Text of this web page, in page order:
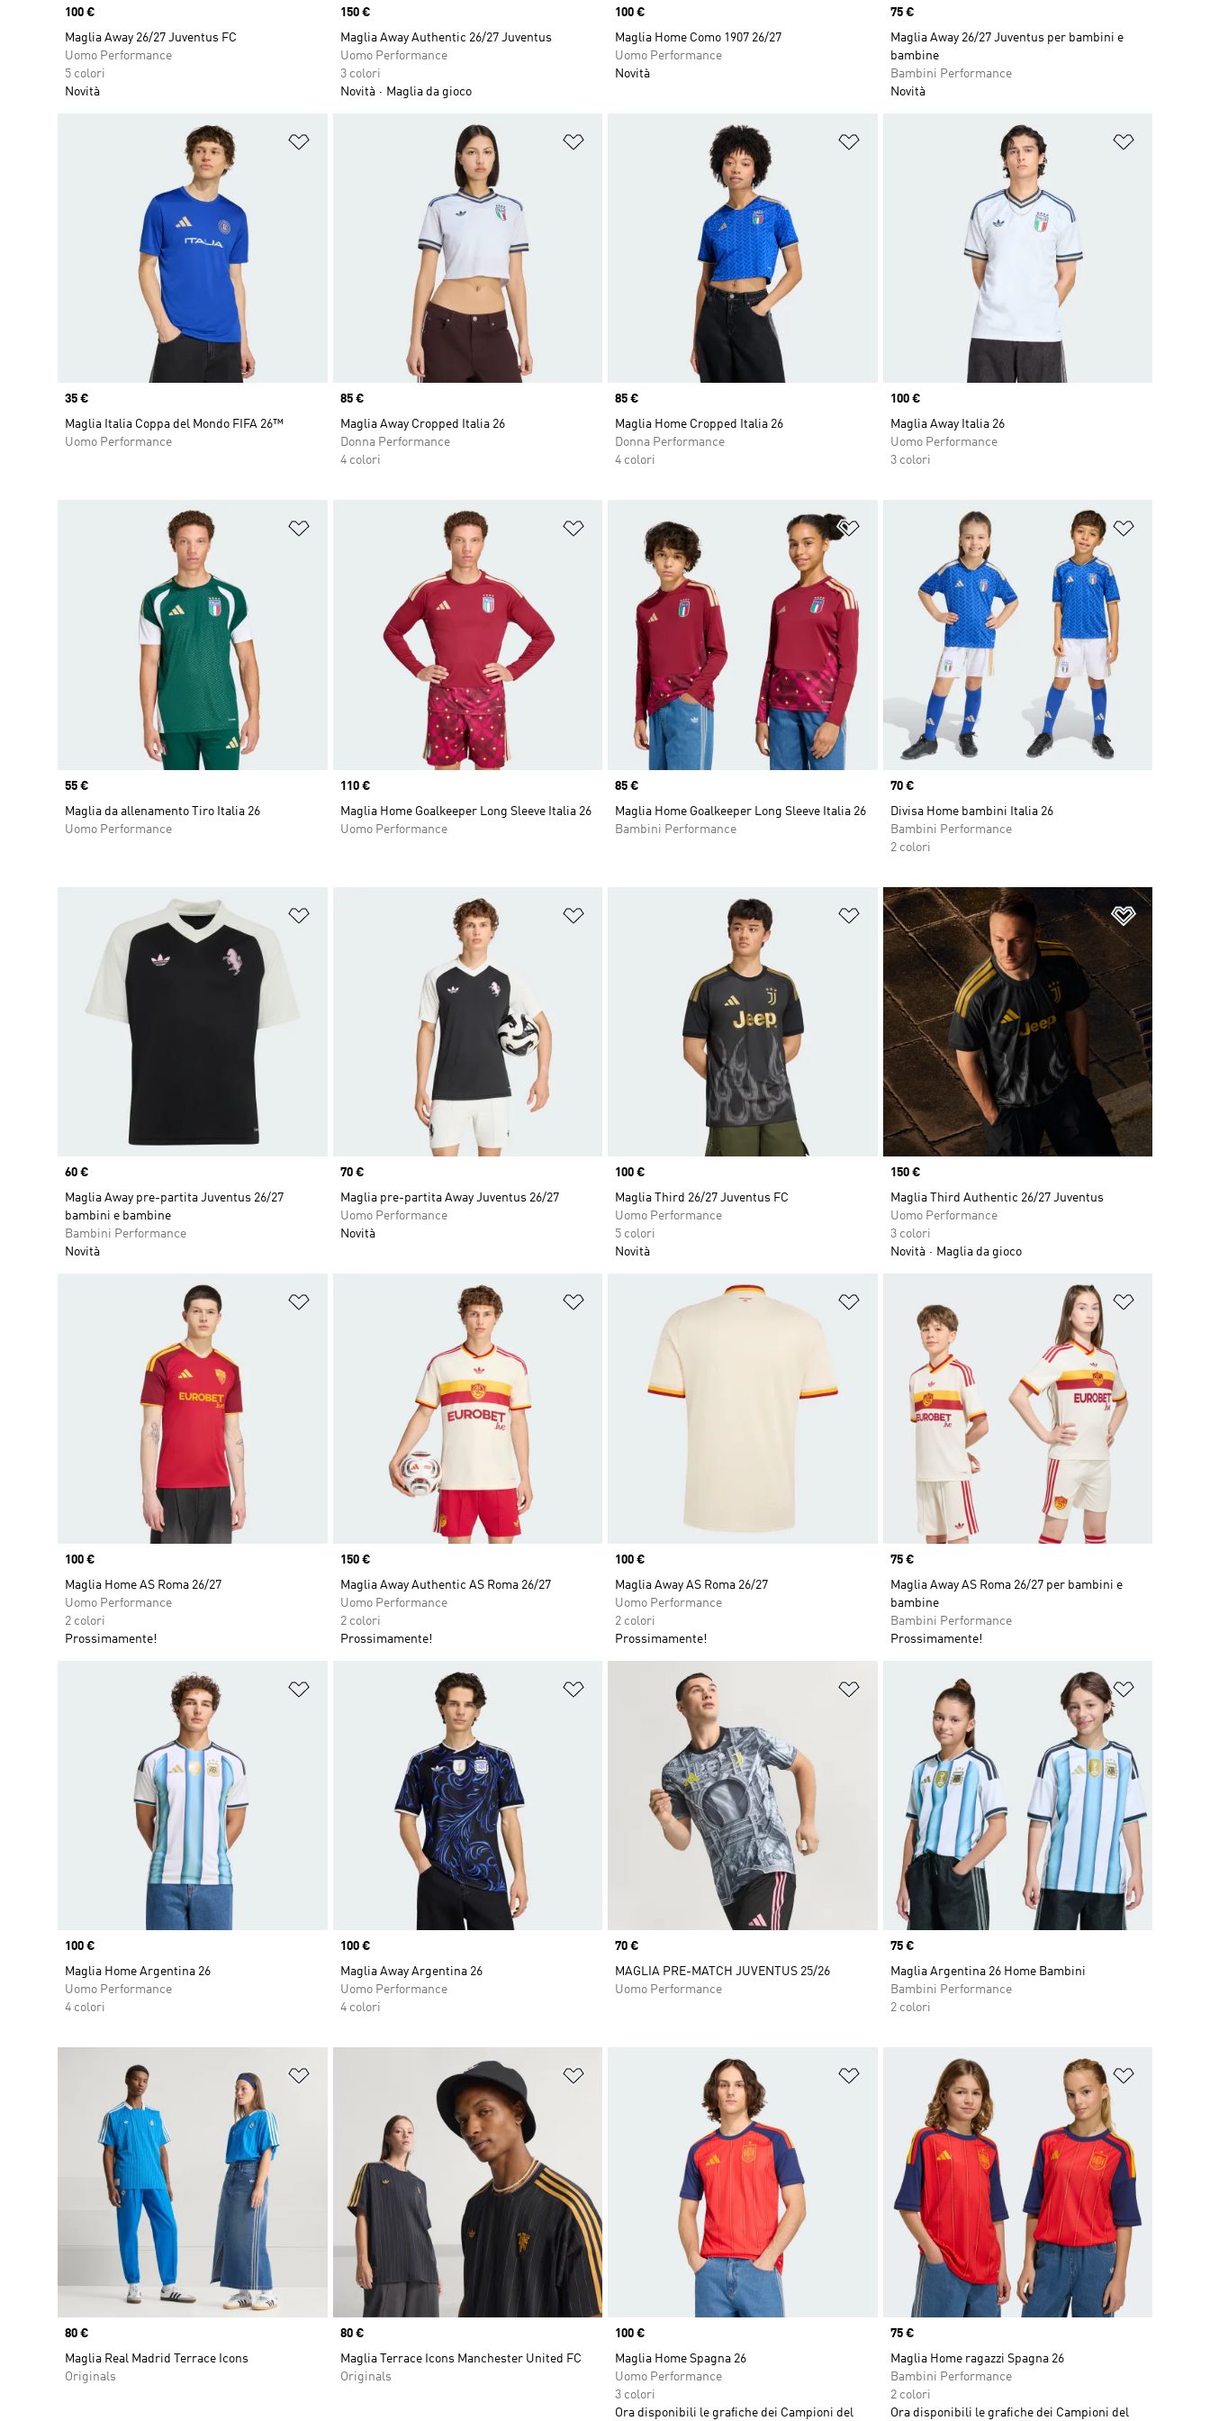
Price
100 €
Maglia Away 26/27 Juventus FC
Uomo Performance
5 colori
Novità
Price
150 €
Maglia Away Authentic 26/27 Juventus
Uomo Performance
3 colori
Novità
Maglia da gioco
Price
100 €
Maglia Home Como 1907 26/27
Uomo Performance
Novità
Price
75 €
Maglia Away 26/27 Juventus per bambini e
bambine
Bambini Performance
Novità
Aggiungi alla lista dei desideri
Price
35 €
Maglia Italia Coppa del Mondo FIFA 26™
Uomo Performance
Aggiungi alla lista dei desideri
Price
85 €
Maglia Away Cropped Italia 26
Donna Performance
4 colori
Aggiungi alla lista dei desideri
Price
85 €
Maglia Home Cropped Italia 26
Donna Performance
4 colori
Price
100 €
Maglia Away Italia 26
Uomo Performance
3 colori
Aggiungi alla lista dei desideri
Price
55 €
Maglia da allenamento Tiro Italia 26
Uomo Performance
Aggiungi alla lista dei desideri
Price
110 €
Maglia Home Goalkeeper Long Sleeve Italia 26
Uomo Performance
Aggiungi alla lista dei desideri
Price
85 €
Maglia Home Goalkeeper Long Sleeve Italia 26
Bambini Performance
Price
70 €
Divisa Home bambini Italia 26
Bambini Performance
2 colori
Aggiungi alla lista dei desideri
Price
60 €
Maglia Away pre-partita Juventus 26/27
bambini e bambine
Bambini Performance
Novità
Aggiungi alla lista dei desideri
Price
70 €
Maglia pre-partita Away Juventus 26/27
Uomo Performance
Novità
Aggiungi alla lista dei desideri
Price
100 €
Maglia Third 26/27 Juventus FC
Uomo Performance
5 colori
Novità
Aggiungi
Price
150 €
Maglia Third Authentic 26/27 Juventus
Uomo Performance
3 colori
Novità
Maglia da gioco
Aggiungi alla lista dei desideri
Price
100 €
Maglia Home AS Roma 26/27
Uomo Performance
2 colori
Prossimamente!
Aggiungi alla lista dei desideri
Price
150 €
Maglia Away Authentic AS Roma 26/27
Uomo Performance
2 colori
Prossimamente!
Price
100 €
Maglia Away AS Roma 26/27
Uomo Performance
2 colori
Prossimamente!
Price
75 €
Maglia Away AS Roma 26/27 per bambini e
bambine
Bambini Performance
Prossimamente!
Aggiungi alla lista dei desideri
Price
100 €
Maglia Home Argentina 26
Uomo Performance
4 colori
Aggiungi alla lista dei desideri
Price
100 €
Maglia Away Argentina 26
Uomo Performance
4 colori
Aggiungi alla lista dei desideri
Price
70 €
MAGLIA PRE-MATCH JUVENTUS 25/26
Uomo Performance
Price
75 €
Maglia Argentina 26 Home Bambini
Bambini Performance
2 colori
Aggiungi alla lista dei desideri
Price
80 €
Maglia Real Madrid Terrace Icons
Originals
Aggiungi alla lista dei desideri
Price
80 €
Maglia Terrace Icons Manchester United FC
Originals
Aggiungi alla lista dei desideri
Price
100 €
Maglia Home Spagna 26
Uomo Performance
3 colori
Ora disponibili le grafiche dei Campioni del
Price
75 €
Maglia Home ragazzi Spagna 26
Bambini Performance
2 colori
Ora disponibili le grafiche dei Campioni del